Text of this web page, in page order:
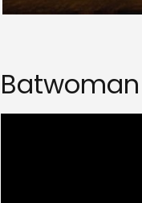
Batwoman